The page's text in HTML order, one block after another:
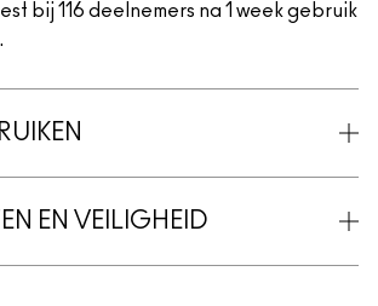
bij 116 deelnemers na 1 week gebruik
EN VEILIGHEID